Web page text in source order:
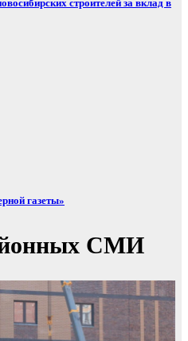
строителей за вклад в
газеты»